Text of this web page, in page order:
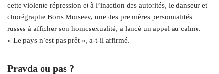
cette violente répression et à l’inaction des autorités, le danseur et
chorégraphe Boris Moiseev, une des premières personnalités
russes à afficher son homosexualité, a lancé un appel au calme.
« Le pays n’est pas prêt », a‑t-il affirmé.
Pravda ou pas ?